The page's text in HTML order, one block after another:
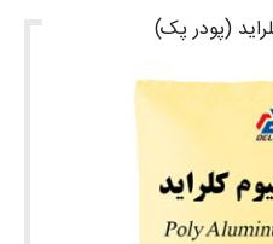
(پودر پک)